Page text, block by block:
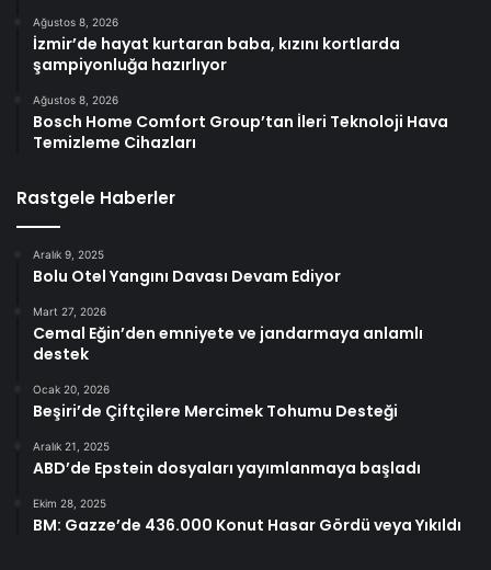
Ağustos 8, 2026
İzmir’de hayat kurtaran baba, kızını kortlarda
şampiyonluğa hazırlıyor
Ağustos 8, 2026
Bosch Home Comfort Group’tan İleri Teknoloji Hava
Temizleme Cihazları
Rastgele Haberler
Aralık 9, 2025
Bolu Otel Yangını Davası Devam Ediyor
Mart 27, 2026
Cemal Eğin’den emniyete ve jandarmaya anlamlı
destek
Ocak 20, 2026
Beşiri’de Çiftçilere Mercimek Tohumu Desteği
Aralık 21, 2025
ABD’de Epstein dosyaları yayımlanmaya başladı
Ekim 28, 2025
BM: Gazze’de 436.000 Konut Hasar Gördü veya Yıkıldı